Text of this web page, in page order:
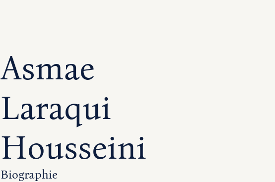
Asmae
Laraqui
Housseini
Biographie